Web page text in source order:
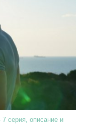
серия, описание и